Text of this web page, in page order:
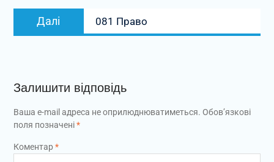
Далі
запис:
081 Право
Залишити відповідь
Ваша e-mail адреса не оприлюднюватиметься. Обов’язкові
поля позначені*
Коментар *